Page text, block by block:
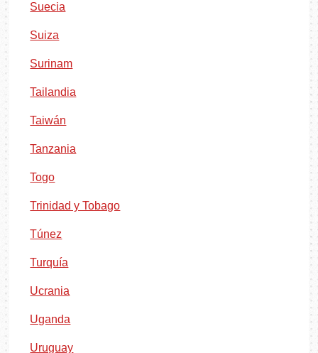
Suecia
Suiza
Surinam
Tailandia
Taiwán
Tanzania
Togo
Trinidad y Tobago
Túnez
Turquía
Ucrania
Uganda
Uruguay